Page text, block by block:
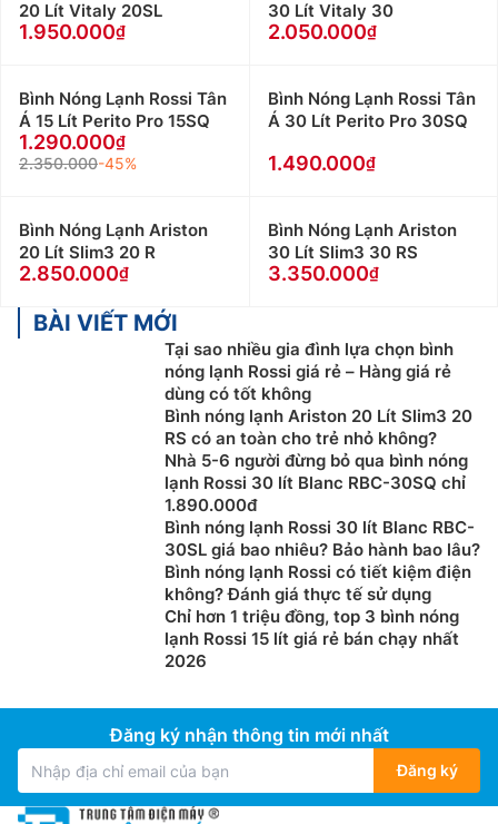
20 Lít Vitaly 20SL
1.950.000
30 Lít Vitaly 30
2.050.000
Bình Nóng Lạnh Rossi Tân
Á 15 Lít Perito Pro 15SQ
1.290.000
2.350.000-45%
Bình Nóng Lạnh Rossi Tân
Á 30 Lít Perito Pro 30SQ
1.490.000
Bình Nóng Lạnh Ariston
20 Lít Slim3 20 R
2.850.000
Bình Nóng Lạnh Ariston
30 Lít Slim3 30 RS
3.350.000
BÀI VIẾT MỚI
Tại sao nhiều gia đình lựa chọn bình
nóng lạnh Rossi giá rẻ – Hàng giá rẻ
dùng có tốt không
Bình nóng lạnh Ariston 20 Lít Slim3 20
RS có an toàn cho trẻ nhỏ không?
Nhà 5-6 người đừng bỏ qua bình nóng
lạnh Rossi 30 lít Blanc RBC-30SQ chỉ
1.890.000đ
Bình nóng lạnh Rossi 30 lít Blanc RBC-
30SL giá bao nhiêu? Bảo hành bao lâu?
Bình nóng lạnh Rossi có tiết kiệm điện
không? Đánh giá thực tế sử dụng
Chỉ hơn 1 triệu đồng, top 3 bình nóng
lạnh Rossi 15 lít giá rẻ bán chạy nhất
2026
Đăng ký nhận thông tin mới nhất
Đăng ký